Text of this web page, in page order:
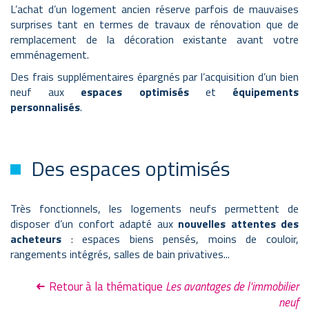
L’achat d’un logement ancien réserve parfois de mauvaises
surprises tant en termes de travaux de rénovation que de
remplacement de la décoration existante avant votre
emménagement.
Des frais supplémentaires épargnés par l’acquisition d’un bien
neuf aux espaces optimiséset équipements
personnalisés.
Des espaces optimisés
Très fonctionnels, les logements neufs permettent de
disposer d’un confort adapté aux nouvelles attentes des
acheteurs : espaces biens pensés, moins de couloir,
rangements intégrés, salles de bain privatives...
Retour à la thématique Les avantages de l'immobilier
neuf